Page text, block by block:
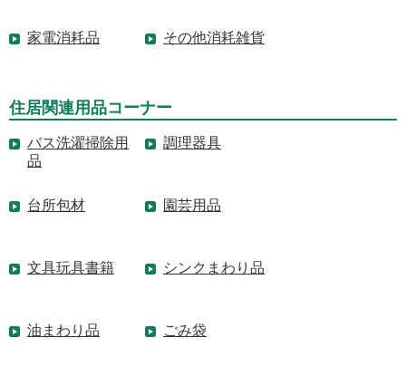
家電消耗品 その他消耗雑貨
住居関連用品コーナー
バス洗濯掃除用
品
調理器具
台所包材 園芸用品
文具玩具書籍 シンクまわり品
油まわり品 ごみ袋